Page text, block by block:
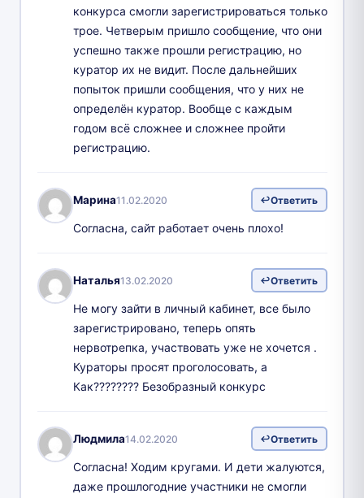
конкурса смогли зарегистрироваться только
трое. Четверым пришло сообщение, что они
успешно также прошли регистрацию, но
куратор их не видит. После дальнейших
попыток пришли сообщения, что у них не
определён куратор. Вообще с каждым
годом всё сложнее и сложнее пройти
регистрацию.
Марина11.02.2020 Ответить
Согласна, сайт работает очень плохо!
Наталья13.02.2020 Ответить
Не могу зайти в личный кабинет, все было
зарегистрировано, теперь опять
нервотрепка, участвовать уже не хочется .
Кураторы просят проголосовать, а
Как???????? Безобразный конкурс
Людмила14.02.2020 Ответить
Согласна! Ходим кругами. И дети жалуются,
даже прошлогодние участники не смогли